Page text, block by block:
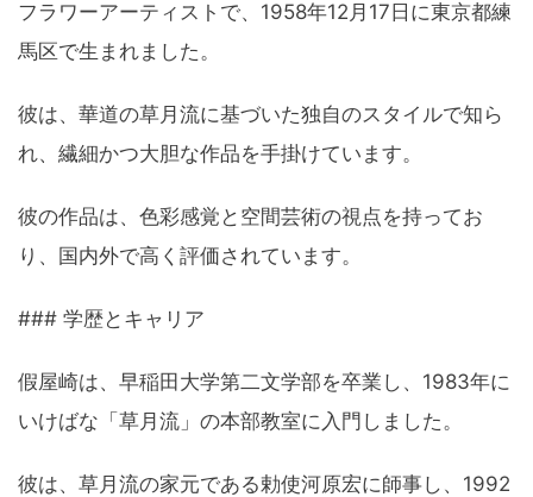
フラワーアーティストで、1958年12月17日に東京都練
馬区で生まれました。
彼は、華道の草月流に基づいた独自のスタイルで知ら
れ、繊細かつ大胆な作品を手掛けています。
彼の作品は、色彩感覚と空間芸術の視点を持ってお
り、国内外で高く評価されています。
### 学歴とキャリア
假屋崎は、早稲田大学第二文学部を卒業し、1983年に
いけばな「草月流」の本部教室に入門しました。
彼は、草月流の家元である勅使河原宏に師事し、1992